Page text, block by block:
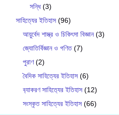
সন্ধি(3)
সাহিত্যের ইতিহাস (96)
আয়ুর্বেদ শাস্ত্র ও চিকিৎসা বিজ্ঞান(3)
জ্যোতির্বিজ্ঞান ও গণিত(7)
পুরাণ(2)
বৈদিক সাহিত্যের ইতিহাস (6)
ব‍্যাকরণ সাহিত‍্যের ইতিহাস (12)
সংস্কৃত সাহিত্যের ইতিহাস (66)